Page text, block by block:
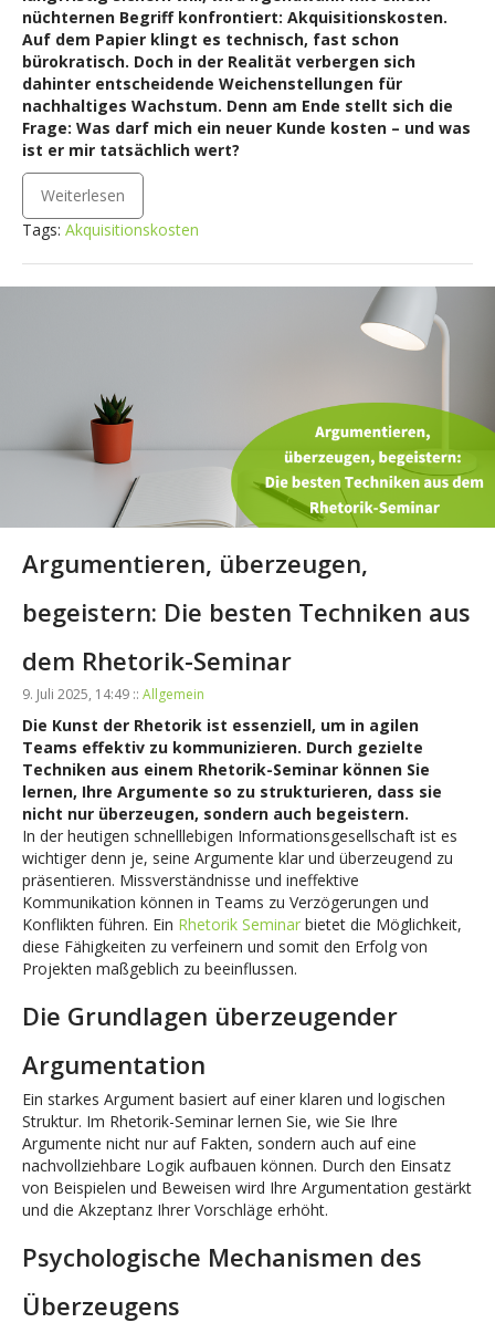
nüchternen Begriff konfrontiert: Akquisitionskosten.
Auf dem Papier klingt es technisch, fast schon
bürokratisch. Doch in der Realität verbergen sich
dahinter entscheidende Weichenstellungen für
nachhaltiges Wachstum. Denn am Ende stellt sich die
Frage: Was darf mich ein neuer Kunde kosten – und was
ist er mir tatsächlich wert?
Weiterlesen
Tags: Akquisitionskosten
Argumentieren, überzeugen,
begeistern: Die besten Techniken aus
dem Rhetorik-Seminar
9. Juli 2025, 14:49 :: Allgemein
Die Kunst der Rhetorik ist essenziell, um in agilen
Teams effektiv zu kommunizieren. Durch gezielte
Techniken aus einem Rhetorik-Seminar können Sie
lernen, Ihre Argumente so zu strukturieren, dass sie
nicht nur überzeugen, sondern auch begeistern.
In der heutigen schnelllebigen Informationsgesellschaft ist es
wichtiger denn je, seine Argumente klar und überzeugend zu
präsentieren. Missverständnisse und ineffektive
Kommunikation können in Teams zu Verzögerungen und
Konflikten führen. Ein Rhetorik Seminar bietet die Möglichkeit,
diese Fähigkeiten zu verfeinern und somit den Erfolg von
Projekten maßgeblich zu beeinflussen.
Die Grundlagen überzeugender
Argumentation
Ein starkes Argument basiert auf einer klaren und logischen
Struktur. Im Rhetorik-Seminar lernen Sie, wie Sie Ihre
Argumente nicht nur auf Fakten, sondern auch auf eine
nachvollziehbare Logik aufbauen können. Durch den Einsatz
von Beispielen und Beweisen wird Ihre Argumentation gestärkt
und die Akzeptanz Ihrer Vorschläge erhöht.
Psychologische Mechanismen des
Überzeugens